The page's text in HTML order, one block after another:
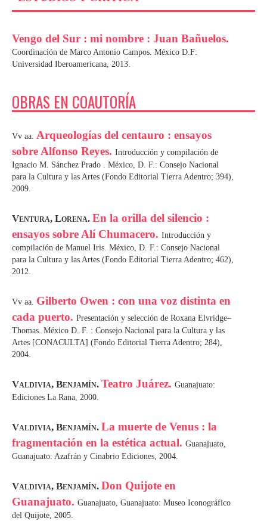
Vengo del Sur : mi nombre : Juan Bañuelos.
Coordinación de Marco Antonio Campos. México D.F:
Universidad Iberoamericana, 2013.
OBRAS EN COAUTORÍA
Vv aa. Arqueologías del centauro : ensayos
sobre Alfonso Reyes. Introducción y compilación de
Ignacio M. Sánchez Prado . México, D. F.: Consejo Nacional
para la Cultura y las Artes (Fondo Editorial Tierra Adentro; 394),
2009.
Ventura, Lorena. En la orilla del silencio :
ensayos sobre Alí Chumacero. Introducción y
compilación de Manuel Iris. México, D. F.: Consejo Nacional
para la Cultura y las Artes (Fondo Editorial Tierra Adentro; 462),
2012.
Vv aa. Gilberto Owen : con una voz distinta en
cada puerto. Presentación y selección de Roxana Elvridge–
Thomas. México D. F. : Consejo Nacional para la Cultura y las
Artes [CONACULTA] (Fondo Editorial Tierra Adentro; 284),
2004.
Valdivia, Benjamín. Teatro Juárez. Guanajuato:
Ediciones La Rana, 2000.
Valdivia, Benjamín. La muerte de Venus : la
fragmentación en la estética actual. Guanajuato,
Guanajuato: Azafrán y Cinabrio Ediciones, 2004.
Valdivia, Benjamín. Don Quijote en
Guanajuato. Guanajuato, Guanajuato: Museo Iconográfico
del Quijote, 2005.